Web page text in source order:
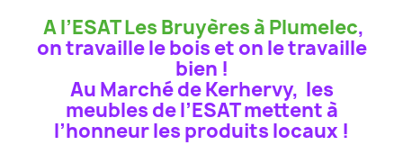
A l’ESAT Les Bruyères à Plumelec,
on travaille le bois et on le travaille
bien !
Au Marché de Kerhervy, les
meubles de l’ESAT mettent à
l’honneur les produits locaux !